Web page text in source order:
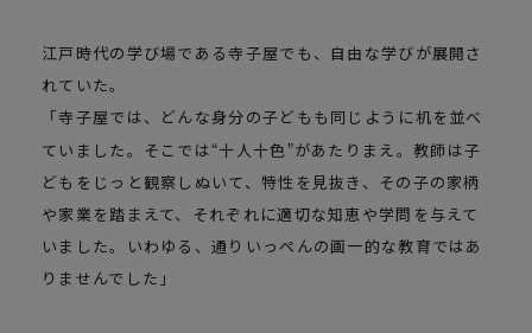
江戸時代の学び場である寺子屋でも、自由な学びが展開さ
れていた。
「寺子屋では、どんな身分の子どもも同じように机を並べ
ていました。そこでは 十人十色 があたりまえ。教師は子
どもをじっと観察しぬいて、特性を見抜き、その子の家柄
や家業を踏まえて、それぞれに適切な知恵や学問を与えて
いました。いわゆる、通りいっぺんの画一的な教育ではあ
りませんでした」